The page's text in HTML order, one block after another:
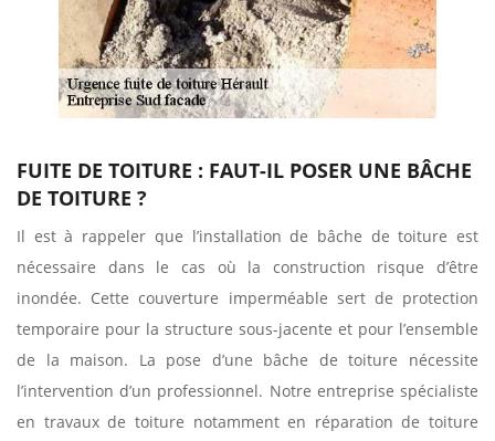
FUITE DE TOITURE : FAUT-IL POSER UNE BÂCHE
DE TOITURE ?
Il est à rappeler que l’installation de bâche de toiture est
nécessaire dans le cas où la construction risque d’être
inondée. Cette couverture imperméable sert de protection
temporaire pour la structure sous-jacente et pour l’ensemble
de la maison. La pose d’une bâche de toiture nécessite
l’intervention d’un professionnel. Notre entreprise spécialiste
en travaux de toiture notamment en réparation de toiture